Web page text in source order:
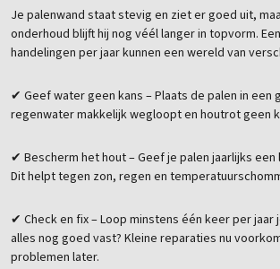
Je palenwand staat stevig en ziet er goed uit,
onderhoud blijft hij nog véél langer in topvorm.
handelingen per jaar kunnen een wereld van
✔ Geef water geen kans – Plaats de palen in een
regenwater makkelijk wegloopt en houtrot geen
✔ Bescherm het hout – Geef je palen jaarlijks
Dit helpt tegen zon, regen en
✔ Check en fix – Loop minstens één keer per jaar
alles nog goed vast? Kleine reparaties nu
problemen later.